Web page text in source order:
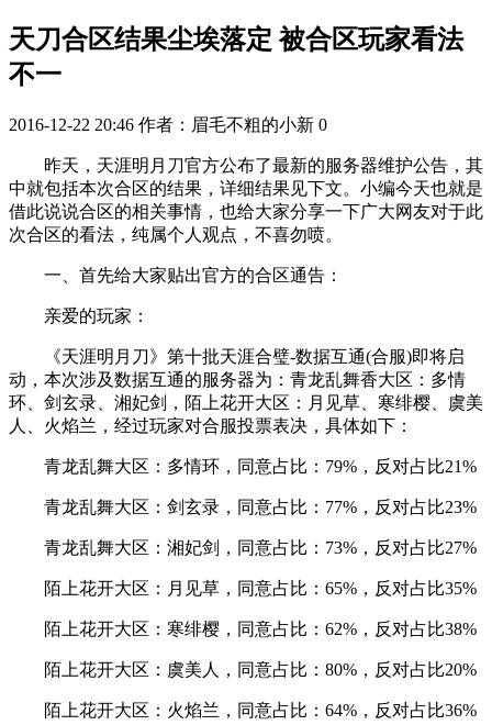
天刀合区结果尘埃落定 被合区玩家看法
不一
2016-12-22 20:46 作者：眉毛不粗的小新 0
昨天，天涯明月刀官方公布了最新的服务器维护公告，其
中就包括本次合区的结果，详细结果见下文。小编今天也就是
借此说说合区的相关事情，也给大家分享一下广大网友对于此
次合区的看法，纯属个人观点，不喜勿喷。
一、首先给大家贴出官方的合区通告：
亲爱的玩家：
《天涯明月刀》第十批天涯合璧-数据互通(合服)即将启
动，本次涉及数据互通的服务器为：青龙乱舞香大区：多情
环、剑玄录、湘妃剑，陌上花开大区：月见草、寒绯樱、虞美
人、火焰兰，经过玩家对合服投票表决，具体如下：
青龙乱舞大区：多情环，同意占比：79%，反对占比21%
青龙乱舞大区：剑玄录，同意占比：77%，反对占比23%
青龙乱舞大区：湘妃剑，同意占比：73%，反对占比27%
陌上花开大区：月见草，同意占比：65%，反对占比35%
陌上花开大区：寒绯樱，同意占比：62%，反对占比38%
陌上花开大区：虞美人，同意占比：80%，反对占比20%
陌上花开大区：火焰兰，同意占比：64%，反对占比36%